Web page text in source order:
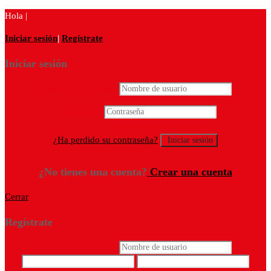
Hola |
Iniciar sesión| Regístrate
Iniciar sesión
¿Ha perdido su contraseña?
¿No tienes una cuenta? Crear una cuenta
Cerrar
Regístrate